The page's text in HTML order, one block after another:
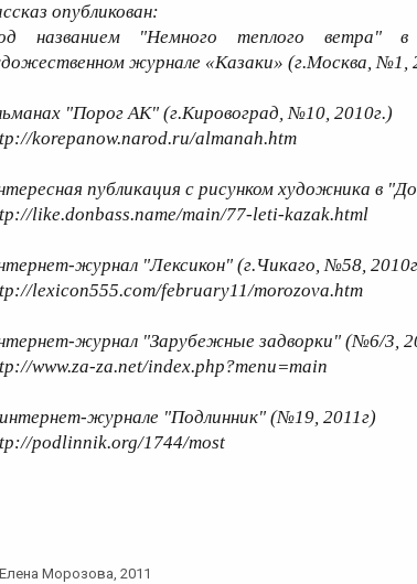
опубликован:
названием "Немного теплого ветра" в
журнале «Казаки» (г.Москва,
"Порог АК" (г.Кировоград, №10, 2010г.)
korepanow.narod.ru/almanah.htm
публикация с рисунком художника в
like.donbass.name/main/77-leti-kazak.html
журнал "Лексикон" (г.Чикаго, №58,
lexicon555.com/february11/morozova.htm
журнал "Зарубежные задворки" (№6/3,
www.za-za.net/index.php?menu=main
журнале "Подлинник" (№19, 2011г)
podlinnik.org/1744/most
Елена Морозова, 2011